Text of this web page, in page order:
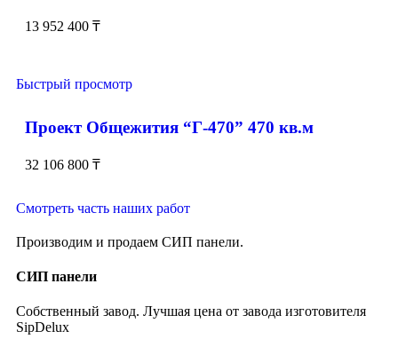
13 952 400 ₸
Быстрый просмотр
Проект Общежития “Г-470” 470 кв.м
32 106 800 ₸
Смотреть часть наших работ
Производим и продаем СИП панели.
СИП панели
Собственный завод. Лучшая цена от завода изготовителя
SipDelux